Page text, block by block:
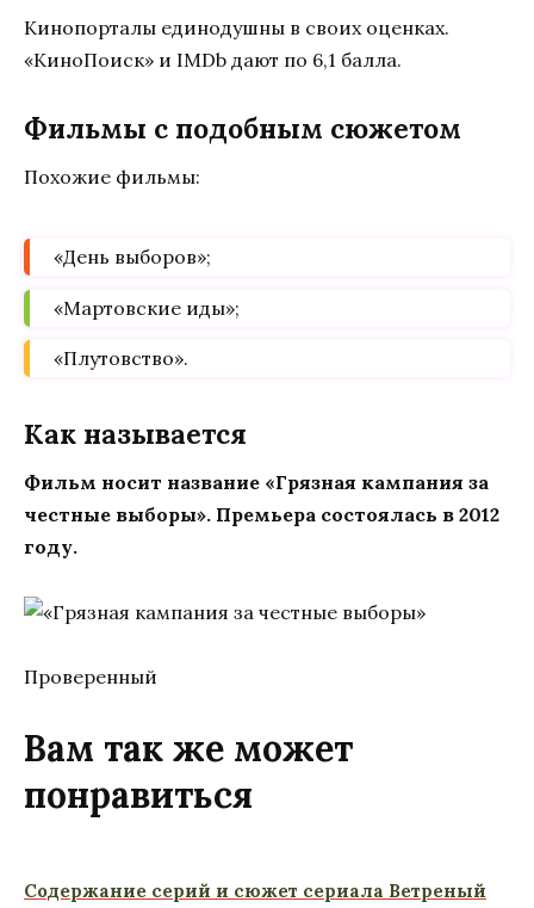
Кинопорталы единодушны в своих оценках.
«КиноПоиск» и IMDb дают по 6,1 балла.
Фильмы с подобным сюжетом
Похожие фильмы:
«День выборов»;
«Мартовские иды»;
«Плутовство».
Как называется
Фильм носит название «Грязная кампания за
честные выборы». Премьера состоялась в 2012
году.
Проверенный
Вам так же может
понравиться
Содержание серий и сюжет сериала Ветреный